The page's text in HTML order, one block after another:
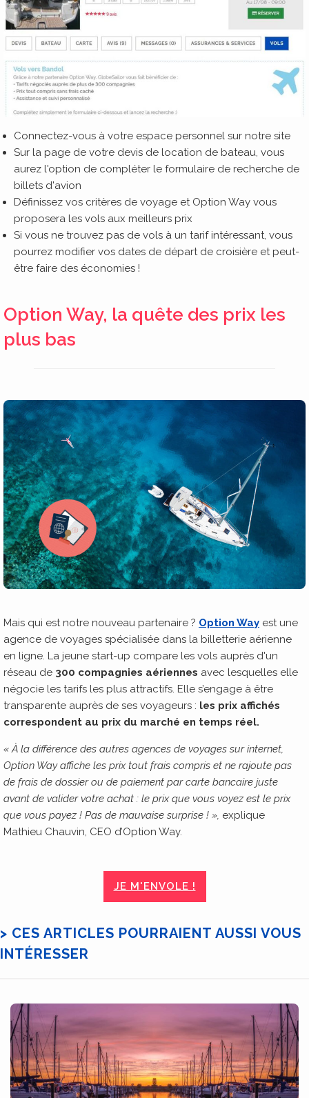
Connectez-vous à votre espace personnel sur notre site
Sur la page de votre devis de location de bateau, vous
aurez l'option de compléter le formulaire de recherche de
billets d'avion
Définissez vos critères de voyage et Option Way vous
proposera les vols aux meilleurs prix
Si vous ne trouvez pas de vols à un tarif intéressant, vous
pourrez modifier vos dates de départ de croisière et peut-
être faire des économies !
Option Way, la quête des prix les
plus bas
Mais qui est notre nouveau partenaire ? Option Way est une
agence de voyages spécialisée dans la billetterie aérienne
en ligne. La jeune start-up compare les vols auprès d'un
réseau de 300 compagnies aériennes avec lesquelles elle
négocie les tarifs les plus attractifs. Elle s’engage à être
transparente auprès de ses voyageurs : les prix affichés
correspondent au prix du marché en temps réel.
« À la différence des autres agences de voyages sur internet,
Option Way affiche les prix tout frais compris et ne rajoute pas
de frais de dossier ou de paiement par carte bancaire juste
avant de valider votre achat : le prix que vous voyez est le prix
que vous payez ! Pas de mauvaise surprise ! », explique
Mathieu Chauvin, CEO d’Option Way.
JE M'ENVOLE !
> CES ARTICLES POURRAIENT AUSSI VOUS
INTÉRESSER